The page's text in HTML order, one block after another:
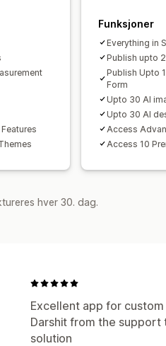
Funksjoner
Everything in
Publish upto
Publish Upto
Form
Upto 30 AI
Upto 30 AI
Access
Access 10
hver 30. dag.
Excellent app for
Darshit from the support
solution